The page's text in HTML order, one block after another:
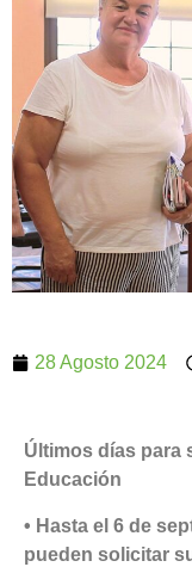
28 Agosto 2024
Últimos días para
Educación
• Hasta el 6 de
pueden solicitar